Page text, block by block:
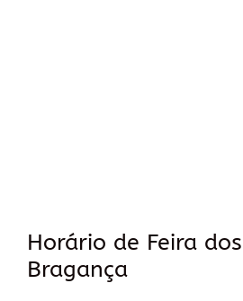
Horário de Feira
Bragança